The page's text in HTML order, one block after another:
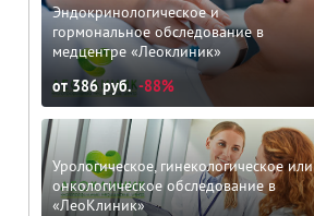
Эндокринологическое и
гормональное обследование в
медцентре «Леоклиник»
от386руб. -88%
Урологическое, гинекологическое или
онкологическое обследование в
«ЛеоКлиник»